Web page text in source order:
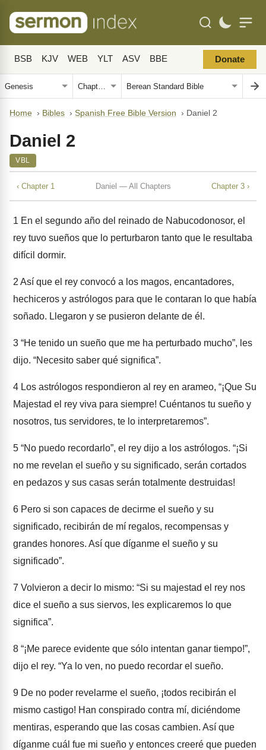
BSB KJV WEB YLT ASV BBE Donate
Home › Bibles › Spanish Free Bible Version › Daniel 2
Daniel 2
VBL
‹ Chapter 1 Daniel — All Chapters Chapter 3 ›
1 En el segundo año del reinado de Nabucodonosor, el
rey tuvo sueños que lo perturbaron tanto que le resultaba
difícil dormir.
2 Así que el rey convocó a los magos, encantadores,
hechiceros y astrólogos para que le contaran lo que había
soñado. Llegaron y se pusieron delante de él.
3 “He tenido un sueño que me ha perturbado mucho”, les
dijo. “Necesito saber qué significa”.
4 Los astrólogos respondieron al rey en arameo, “¡Que Su
Majestad el rey viva para siempre! Cuéntanos tu sueño y
nosotros, tus servidores, te lo interpretaremos”.
5 “No puedo recordarlo”, el rey dijo a los astrólogos. “¡Si
no me revelan el sueño y su significado, serán cortados
en pedazos y sus casas serán totalmente destruidas!
6 Pero si son capaces de decirme el sueño y su
significado, recibirán de mí regalos, recompensas y
grandes honores. Así que díganme el sueño y su
significado”.
7 Volvieron a decir lo mismo: “Si su majestad el rey nos
dice el sueño a sus siervos, les explicaremos lo que
significa”.
8 “¡Me parece evidente que sólo intentan ganar tiempo!”,
dijo el rey. “Ya lo ven, no puedo recordar el sueño.
9 De no poder revelarme el sueño, ¡todos recibirán el
mismo castigo! Han conspirado contra mí, diciéndome
mentiras, esperando que las cosas cambien. Así que
díganme cuál fue mi sueño y entonces creeré que pueden